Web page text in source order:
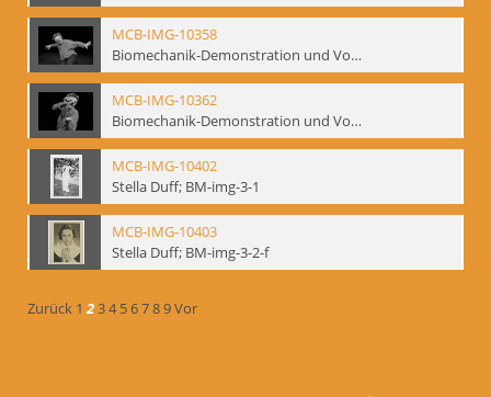
MCB-IMG-10358
Biomechanik-Demonstration und Vortrag, Berliner Ensemble, 04.10.1991
MCB-IMG-10362
Biomechanik-Demonstration und Vortrag, Berliner Ensemble, 04.10.1991
MCB-IMG-10402
Stella Duff; BM-img-3-1
MCB-IMG-10403
Stella Duff; BM-img-3-2-f
Zurück 1 234 56789Vor